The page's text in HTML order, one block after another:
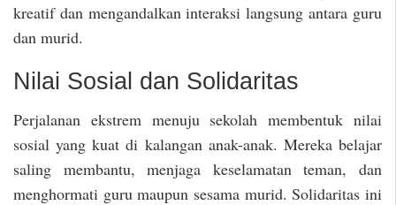
kreatif dan mengandalkan interaksi langsung antara guru
dan murid.
Nilai Sosial dan Solidaritas
Perjalanan ekstrem menuju sekolah membentuk nilai
sosial yang kuat di kalangan anak-anak. Mereka belajar
saling membantu, menjaga keselamatan teman, dan
menghormati guru maupun sesama murid. Solidaritas ini